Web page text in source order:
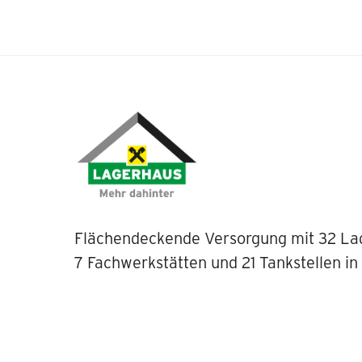
Flächendeckende Versorgung mit 32
7 Fachwerkstätten und 21 Tankstellen